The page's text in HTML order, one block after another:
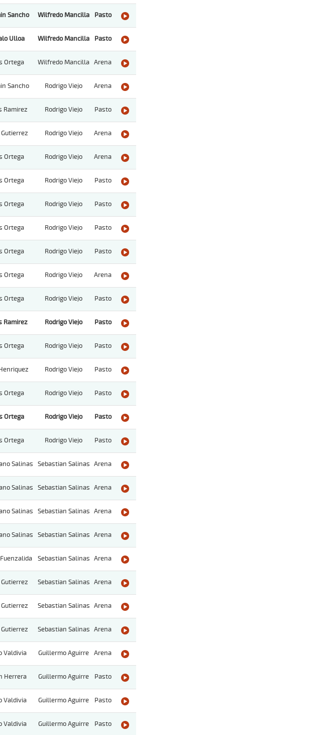
Sancho Wilfredo Mancilla Pasto
Ulloa Wilfredo Mancilla Pasto
Ortega Wilfredo Mancilla Arena
Sancho Rodrigo Viejo Arena
Ramirez Rodrigo Viejo Pasto
Rodrigo Viejo Arena
Ortega Rodrigo Viejo Arena
Ortega Rodrigo Viejo Pasto
Ortega Rodrigo Viejo Pasto
Ortega Rodrigo Viejo Pasto
Ortega Rodrigo Viejo Pasto
Ortega Rodrigo Viejo Arena
Ortega Rodrigo Viejo Pasto
Ramirez Rodrigo Viejo Pasto
Ortega Rodrigo Viejo Pasto
Rodrigo Viejo Pasto
Ortega Rodrigo Viejo Pasto
Ortega Rodrigo Viejo Pasto
Ortega Rodrigo Viejo Pasto
Salinas Sebastian Salinas Arena
Salinas Sebastian Salinas Arena
Salinas Sebastian Salinas Arena
Salinas Sebastian Salinas Arena
Sebastian Salinas Arena
Sebastian Salinas Arena
Sebastian Salinas Arena
Sebastian Salinas Arena
Valdivia Guillermo Aguirre Arena
Herrera Guillermo Aguirre Pasto
Valdivia Guillermo Aguirre Pasto
Valdivia Guillermo Aguirre Pasto